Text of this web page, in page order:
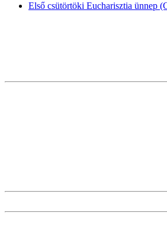
Első csütörtöki Eucharisztia ünnep